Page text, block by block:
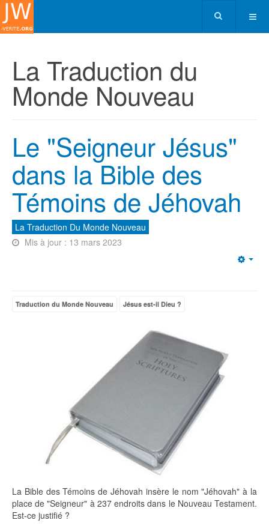
La Traduction du
Monde Nouveau
Le "Seigneur Jésus"
dans la Bible des
Témoins de Jéhovah
La Traduction Du Monde Nouveau
Mis à jour : 13 mars 2023
Traduction du Monde Nouveau Jésus est-il Dieu ?
La Bible des Témoins de Jéhovah insère le nom "Jéhovah" à la
place de "Seigneur" à 237 endroits dans le Nouveau Testament.
Est-ce justifié ?